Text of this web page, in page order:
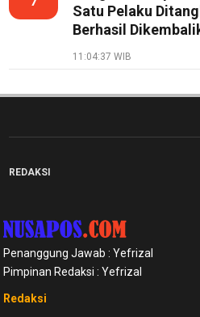
Satu Pelaku
Berhasil
11:04:37 WIB
REDAKSI
Penanggung Jawab : Yefrizal
Pimpinan Redaksi : Yefrizal
Redaksi